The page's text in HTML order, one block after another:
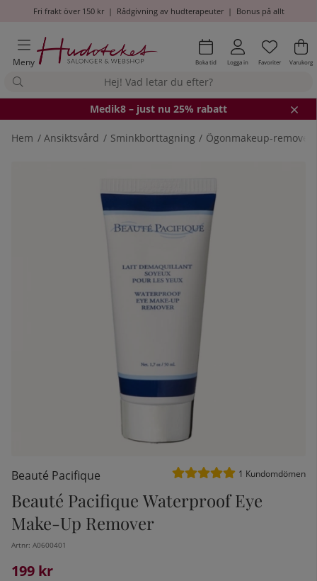
Fri frakt över 150 kr| Rådgivning av hudterapeuter| Bonus på allt
Meny Boka tid Logga in Antal i
.
Favoriter .
Varukorg
Medik8 – just nu 25% rabatt
Hem Ansiktsvård Sminkborttagning Ögonmakeup-remover
Beauté Pacifique Medelbetyg 5 av 5 Antal
1 Kundomdömen
Beauté Pacifique Waterproof Eye
Make-Up Remover
Artnr: A0600401
199 kr